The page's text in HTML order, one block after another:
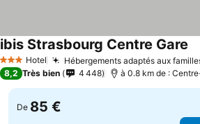
3 ÉtoilesHotel Hébergements adaptés aux
ibis Strasbourg Centre Gare
8,2 Très bien 4 448 à 0.8 km de :
De 85 €